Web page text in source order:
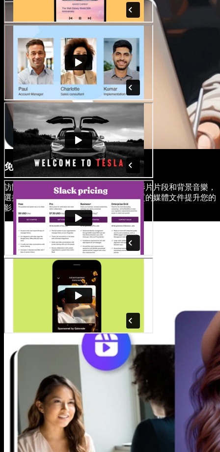
免版稅媒體庫
訪問豐富的素材庫，內含高品質圖片、影片片段和背景音樂，
選擇有助於產品展示的素材。使用高品質的媒體文件提升您的
影片內容，無需擔心版權問題。